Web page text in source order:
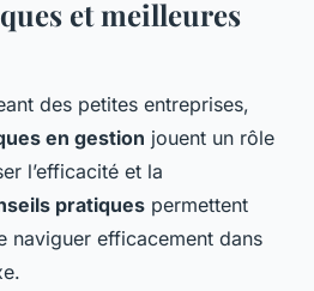
et meilleures
des petites entreprises,
en gestion jouent un rôle
l’efficacité et la
pratiques permettent
naviguer efficacement dans